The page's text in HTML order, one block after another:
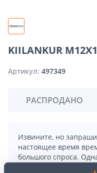
KIILANKUR
Артикул: 497349
РАСПРОДАНО
Извините, но
настоящее время
большого спроса.